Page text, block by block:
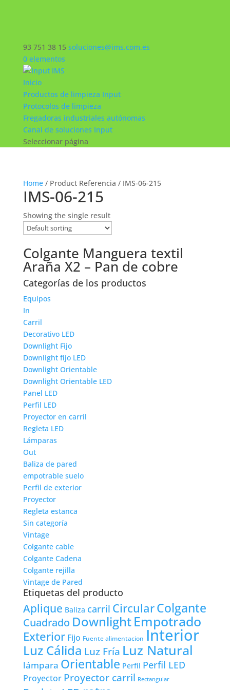
93 751 38 15 soluciones@ims.com.es
0 elementos
Inicio
Productos de limpieza Input
Protocolos de limpieza
Fregadoras industriales autónomas
Canal de soluciones Input
Seleccionar página
Home/ Product Referencia / IMS-06-215
IMS-06-215
Showing the single result
Colgante Manguera textil
Araña X2 – Pan de cobre
Categorías de los productos
Equipos
In
Carril
Decorativo LED
Downlight Fijo
Downlight fijo LED
Downlight Orientable
Downlight Orientable LED
Panel LED
Perfil LED
Proyector en carril
Regleta LED
Lámparas
Out
Baliza de pared
empotrable suelo
Perfil de exterior
Proyector
Regleta estanca
Sin categoría
Vintage
Colgante cable
Colgante Cadena
Colgante rejilla
Vintage de Pared
Etiquetas del producto
Aplique Baliza carril CircularColgante
Cuadrado DownlightEmpotrado
Exterior Fijo Fuente alimentacion Interior
Luz Cálida Luz Fría Luz Natural
lámpara Orientable Perfil Perfil LED
Proyector Proyector carril Rectangular